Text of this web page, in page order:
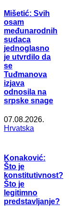
Mišetić: Svih
osam
međunarodnih
sudaca
jednoglasno
je utvrdilo da
se
Tuđmanova
izjava
odnosila na
srpske snage
07.08.2026.
Hrvatska
Konaković:
Što je
konstitutivnost?
Što je
legitimno
predstavljanje?